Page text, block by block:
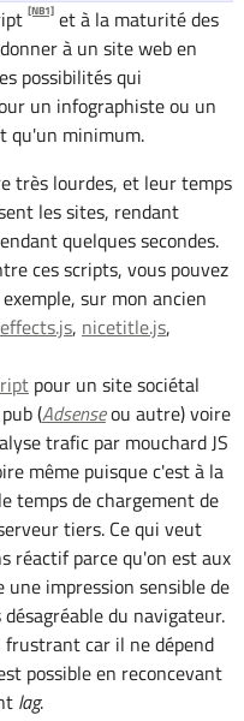
[NB1]et à la maturité des
à un site web en
possibilités qui
un infographiste ou un
qu'un minimum.
très lourdes, et leur temps
les sites, rendant
quelques secondes.
ces scripts, vous pouvez
sur mon ancien
effects.js, nicetitle.js,
pour un site sociétal
(Adsenseou autre) voire
trafic par mouchard JS
même puisque c'est à la
temps de chargement de
tiers. Ce qui veut
réactif parce qu'on est aux
impression sensible de
du navigateur.
frustrant car il ne dépend
possible en reconcevant
lag.